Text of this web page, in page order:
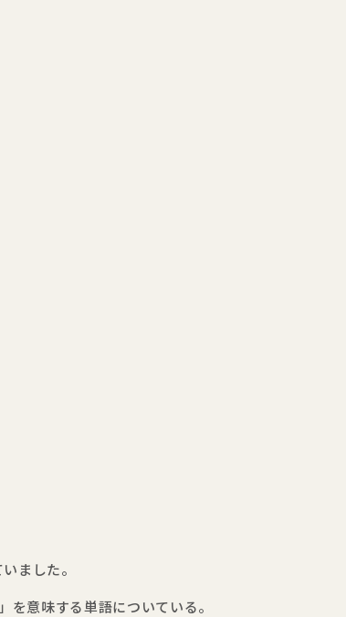
ました。
意味する単語についている。